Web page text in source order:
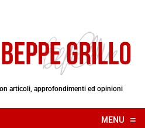
articoli, approfondimenti ed opinioni
MENU ≡
☰